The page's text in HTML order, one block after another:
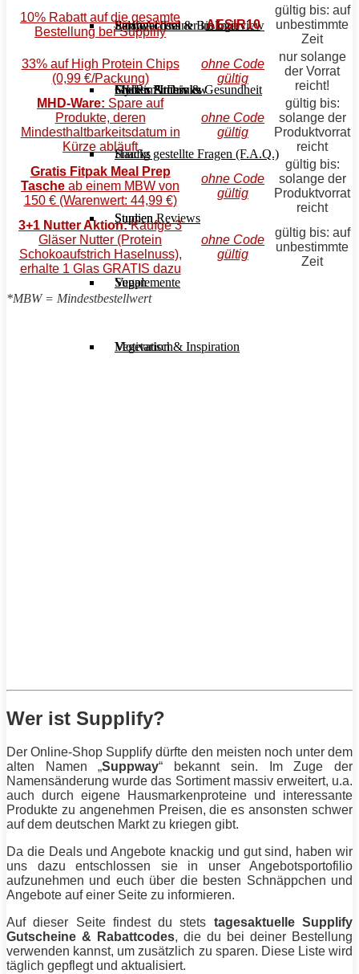
Stoffwechsel & Biologie
Frauen Fitness & Gesundheit
Häufig gestellte Fragen (F.A.Q.)
Studien Reviews
Supplemente
Motivation & Inspiration
Salate
Shakes & Drinks
Snacks
Suppen
Vegan
Vegetarisch
Personal Trainer im Interview
Gym im Interview
Early Access
MHRx Archiv
10% Rabatt auf die gesamte
Bestellung bei Supplify
AESIR10
gültig bis: auf
unbestimmte
Zeit
33% auf High Protein Chips
(0,99 €/Packung)
ohne Code
gültig
nur solange
der Vorrat
reicht!
MHD-Ware: Spare auf
Produkte, deren
Mindesthaltbarkeitsdatum in
Kürze abläuft
ohne Code
gültig
gültig bis:
solange der
Produktvorrat
reicht
Gratis Fitpak Meal Prep
Tasche ab einem MBW von
150 € (Warenwert: 44,99 €)
ohne Code
gültig
gültig bis:
solange der
Produktvorrat
reicht
3+1 Nutter Aktion:Kaufge 3
Gläser Nutter (Protein
Schokoaufstrich Haselnuss),
erhalte 1 Glas GRATIS dazu
ohne Code
gültig
gültig bis: auf
unbestimmte
Zeit
*MBW = Mindestbestellwert
Wer ist Supplify?
Der Online-Shop Supplify dürfte den meisten noch unter dem
alten Namen „Suppway“ bekannt sein. Im Zuge der
Namensänderung wurde das Sortiment massiv erweitert, u.a.
auch durch eigene Hausmarkenproteine und interessante
Produkte zu angenehmen Preisen, die es ansonsten schwer
auf dem deutschen Markt zu kriegen gibt.
Da die Deals und Angebote knackig und gut sind, haben wir
uns dazu entschlossen sie in unser Angebotsportofilio
aufzunehmen und euch über die besten Schnäppchen und
Angebote auf einer Seite zu informieren.
Auf dieser Seite findest du stets tagesaktuelle Supplify
Gutscheine & Rabattcodes, die du bei deiner Bestellung
verwenden kannst, um zusätzlich zu sparen. Diese Liste wird
täglich gepflegt und aktualisiert.